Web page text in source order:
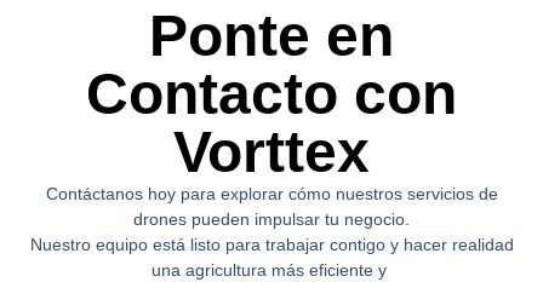
Ponte en
Contacto con
Vorttex
Contáctanos hoy para explorar cómo nuestros servicios de
drones pueden impulsar tu negocio.
Nuestro equipo está listo para trabajar contigo y hacer realidad
una agricultura más eficiente y